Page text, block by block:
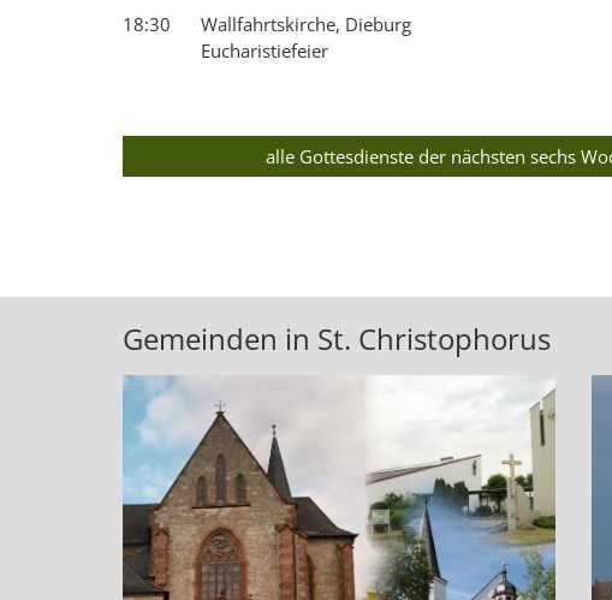
18:30
Wallfahrtskirche, Dieburg
Eucharistiefeier
alle Gottesdienste der nächsten sechs
Gemeinden in St. Christophorus